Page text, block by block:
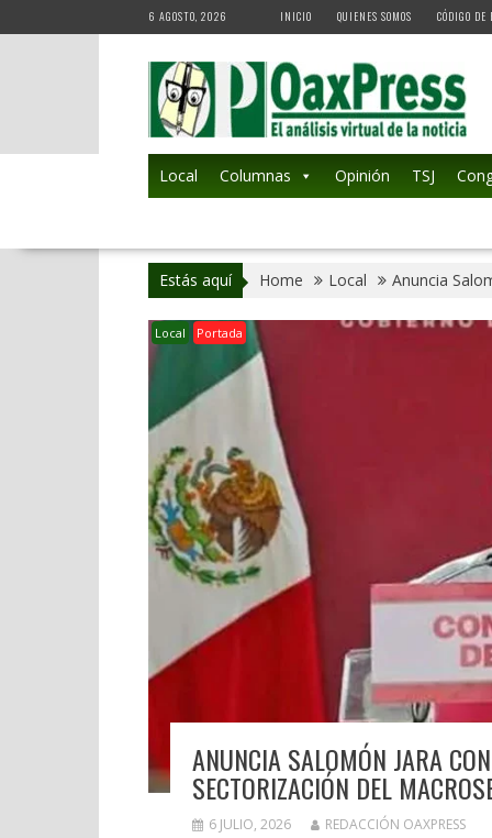
to
6 AGOSTO, 2026 INICIO QUIENES SOMOS CÓDIGO DE
Local Columnas Opinión TSJ
Estás aquí Home Local Anuncia
Local Portada
ANUNCIA SALOMÓN JARA
SECTORIZACIÓN DEL
6 JULIO, 2026 REDACCIÓN OAXPRESS